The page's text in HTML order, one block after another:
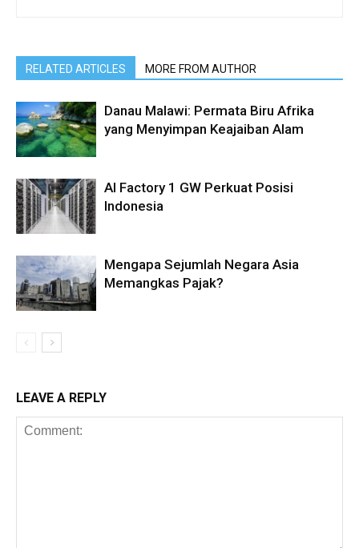
RELATED ARTICLES MORE FROM AUTHOR
Danau Malawi: Permata Biru Afrika
yang Menyimpan Keajaiban Alam
AI Factory 1 GW Perkuat Posisi
Indonesia
Mengapa Sejumlah Negara Asia
Memangkas Pajak?
LEAVE A REPLY